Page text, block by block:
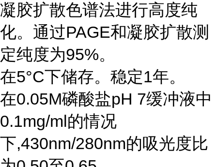
凝胶扩散色谱法进行高度纯
化。通过PAGE和凝胶扩散测
定纯度为95%。
在5°C下储存。稳定1年。
在0.05M磷酸盐pH 7缓冲液中
0.1mg/ml的情况
下,430nm/280nm的吸光度比